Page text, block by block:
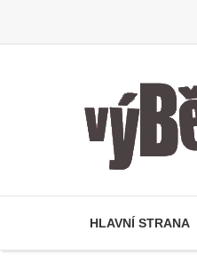
HLAVNÍ STRANA